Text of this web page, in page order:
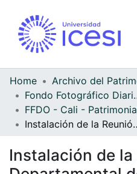
Home
Fondo
FFDO - Cali -
Instalación de la Reunión
Instalación de la